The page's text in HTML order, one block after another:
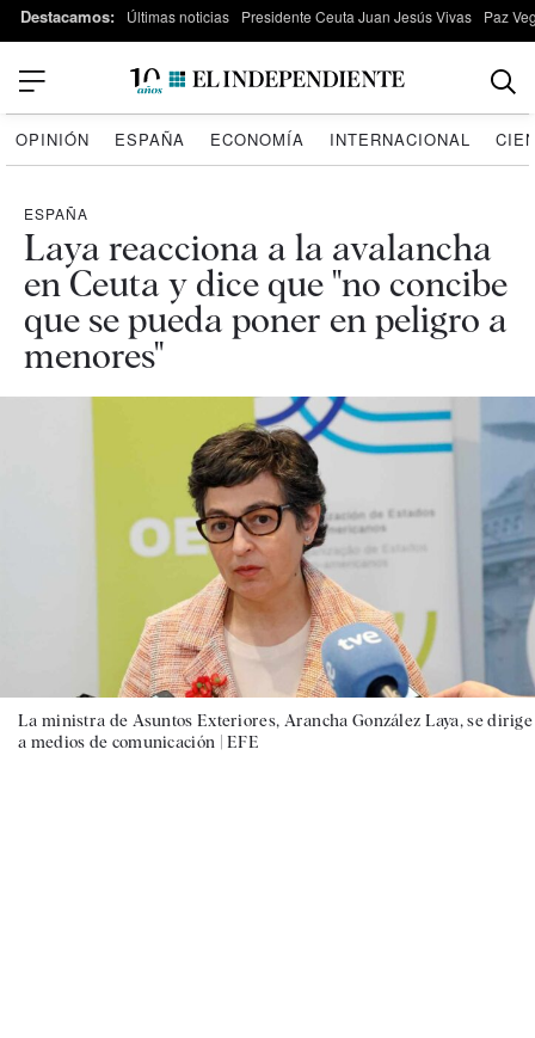
Destacamos: Últimas noticias Presidente Ceuta Juan Jesús Vivas Paz
OPINIÓN ESPAÑA ECONOMÍA INTERNACIONAL
ESPAÑA
Laya reacciona a la avalancha
en Ceuta y dice que "no concibe
que se pueda poner en peligro a
menores"
La ministra de Asuntos Exteriores, Arancha González Laya, se dirige
a medios de comunicación |EFE